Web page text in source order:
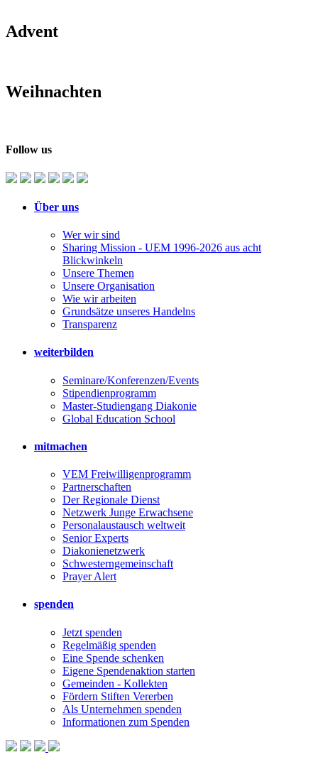
Advent
Weihnachten
Follow us
Über uns
Wer wir sind
Sharing Mission - UEM 1996-2026 aus acht
Blickwinkeln
Unsere Themen
Unsere Organisation
Wie wir arbeiten
Grundsätze unseres Handelns
Transparenz
weiterbilden
Seminare/Konferenzen/Events
Stipendienprogramm
Master-Studiengang Diakonie
Global Education School
mitmachen
VEM Freiwilligenprogramm
Partnerschaften
Der Regionale Dienst
Netzwerk Junge Erwachsene
Personalaustausch weltweit
Senior Experts
Diakonienetzwerk
Schwesterngemeinschaft
Prayer Alert
spenden
Jetzt spenden
Regelmäßig spenden
Eine Spende schenken
Eigene Spendenaktion starten
Gemeinden - Kollekten
Fördern Stiften Vererben
Als Unternehmen spenden
Informationen zum Spenden